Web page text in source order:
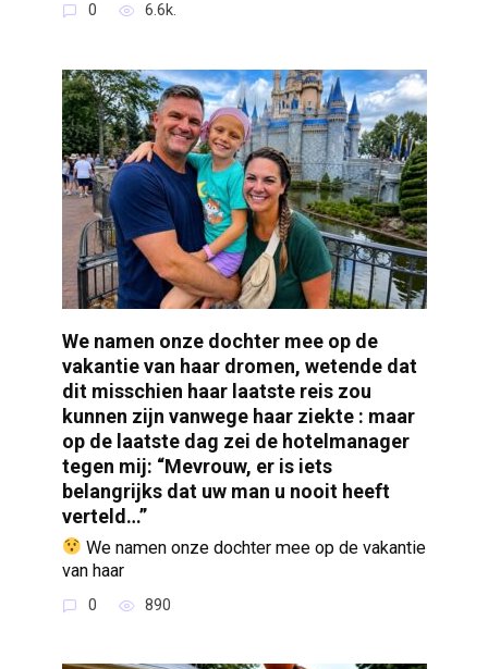
0 6.6k.
We namen onze dochter mee op de
vakantie van haar dromen, wetende dat
dit misschien haar laatste reis zou
kunnen zijn vanwege haar ziekte : maar
op de laatste dag zei de hotelmanager
tegen mij: “Mevrouw, er is iets
belangrijks dat uw man u nooit heeft
verteld…”
We namen onze dochter mee op de vakantie
van haar
0 890